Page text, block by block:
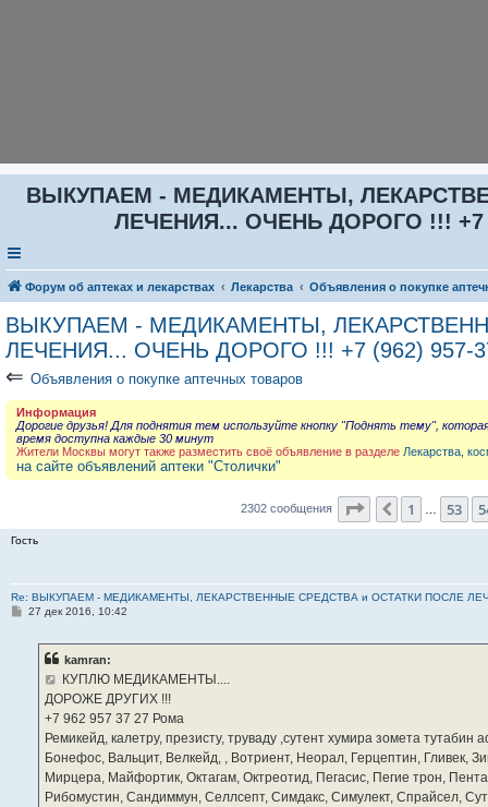
ВЫКУПАЕМ - МЕДИКАМЕНТЫ,
ЛЕЧЕНИЯ... ОЧЕНЬ ДОРОГО !!! +7
Форум об аптеках и лекарствах Лекарства Объявления о покупке
ВЫКУПАЕМ - МЕДИКАМЕНТЫ,
ЛЕЧЕНИЯ... ОЧЕНЬ ДОРОГО !!! +7 (962) 957-
⇐ Объявления о покупке аптечных товаров
Информация
Дорогие друзья! Для поднятия тем используйте кнопку "Поднять тему",
время доступна каждые 30 минут
Жители Москвы могут также разместить своё объявление в разделе Лекарства,
на сайте объявлений аптеки "Столички"
2302 сообщения Страница 55из
Пред.
1 53
Гость
Re: ВЫКУПАЕМ - МЕДИКАМЕНТЫ, ЛЕКАРСТВЕННЫЕ СРЕДСТВА и ОСТАТКИ ПОСЛЕ
С27 дек 2016, 10:42
kamran:
КУПЛЮ МЕДИКАМЕНТЫ....
ДОРОЖЕ ДРУГИХ !!!
‪+7 962 957 37 27‬ Рома
Ремикейд, калетру, презисту, труваду ,сутент хумира зомета
Бонефос, Вальцит, Велкейд, , Вотриент, Неорал, Герцептин, Гливек,
Мирцера, Майфортик, Октагам, Октреотид, Пегасис, Пегие трон,
Рибомустин, Сандиммун, Селлсепт, Симдакс, Симулект, Спрайсел,